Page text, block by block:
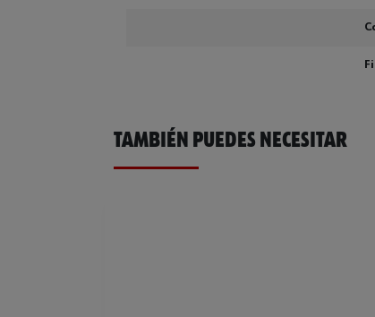
TAMBIÉN PUEDES NECESITAR